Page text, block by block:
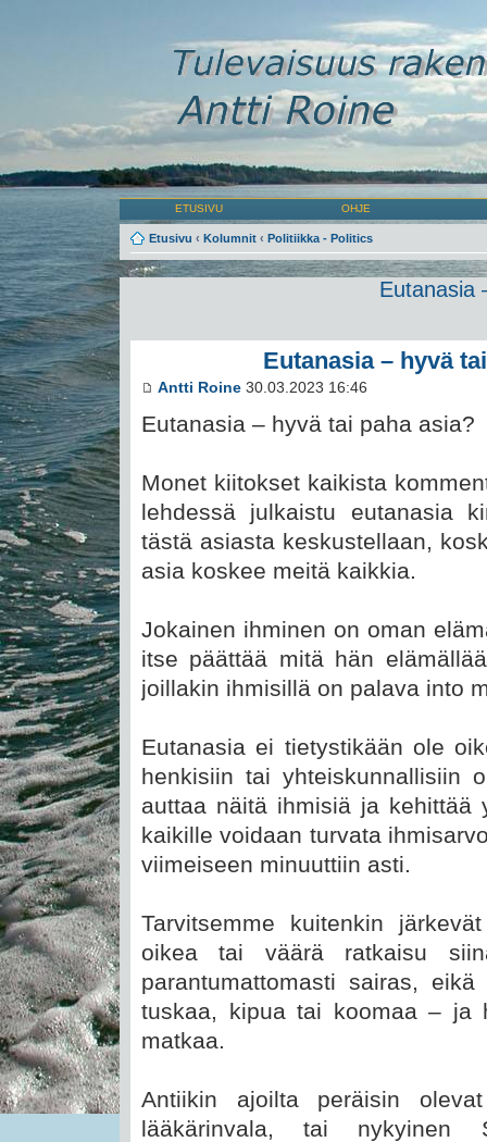
ETUSIVU OHJE
Etusivu ‹ Kolumnit ‹ Politiikka - Politics
Eutanasia
Eutanasia – hyvä
Antti Roine 30.03.2023 16:46
Eutanasia – hyvä tai paha asia?
Monet kiitokset kaikista
lehdessä julkaistu eutanasia
tästä asiasta keskustellaan,
asia koskee meitä kaikkia.
Jokainen ihminen on oman
itse päättää mitä hän
joillakin ihmisillä on palava into
Eutanasia ei tietystikään ole
henkisiin tai yhteiskunnallisiin
auttaa näitä ihmisiä ja kehittää
kaikille voidaan turvata
viimeiseen minuuttiin asti.
Tarvitsemme kuitenkin
oikea tai väärä ratkaisu
parantumattomasti sairas,
tuskaa, kipua tai koomaa – ja
matkaa.
Antiikin ajoilta peräisin
lääkärinvala, tai nykyinen